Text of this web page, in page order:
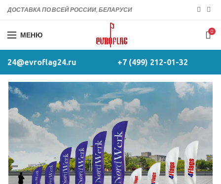
ДОСТАВКА ПО ВСЕЙ РОССИИ, БЕЛАРУСИ
МЕНЮ 0
24@evroflag24.ru +7 (499) 212-01-32